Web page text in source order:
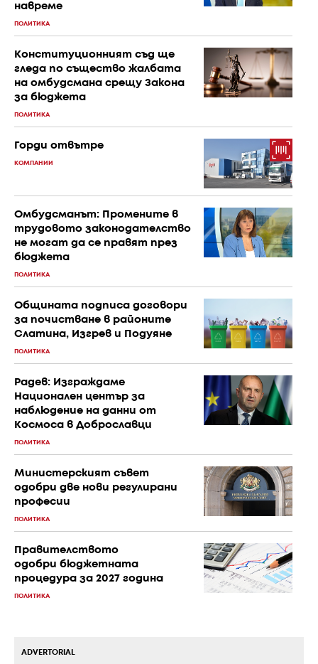
навреме
ПОЛИТИКА
Конституционният съд ще
гледа по същество жалбата
на омбудсмана срещу Закона
за бюджета
ПОЛИТИКА
Горди отвътре
КОМПАНИИ
Омбудсманът: Промените в
трудовото законодателство
не могат да се правят през
бюджета
ПОЛИТИКА
Общината подписа договори
за почистване в районите
Слатина, Изгрев и Подуяне
ПОЛИТИКА
Радев: Изграждаме
Национален център за
наблюдение на данни от
Космоса в Доброславци
ПОЛИТИКА
Министерският съвет
одобри две нови регулирани
професии
ПОЛИТИКА
Правителството
одобри бюджетната
процедура за 2027 година
ПОЛИТИКА
ADVERTORIAL